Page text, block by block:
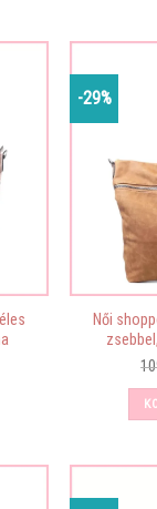
-29%
Női